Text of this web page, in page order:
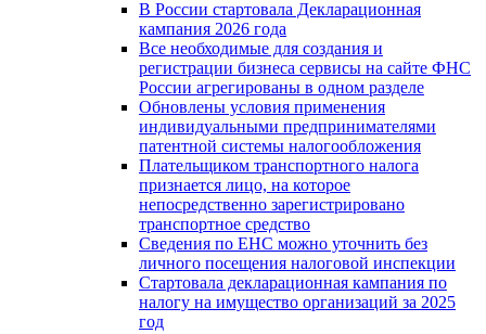
В России стартовала Декларационная
кампания 2026 года
Все необходимые для создания и
регистрации бизнеса сервисы на сайте ФНС
России агрегированы в одном разделе
Обновлены условия применения
индивидуальными предпринимателями
патентной системы налогообложения
Плательщиком транспортного налога
признается лицо, на которое
непосредственно зарегистрировано
транспортное средство
Сведения по ЕНС можно уточнить без
личного посещения налоговой инспекции
Стартовала декларационная кампания по
налогу на имущество организаций за 2025
год